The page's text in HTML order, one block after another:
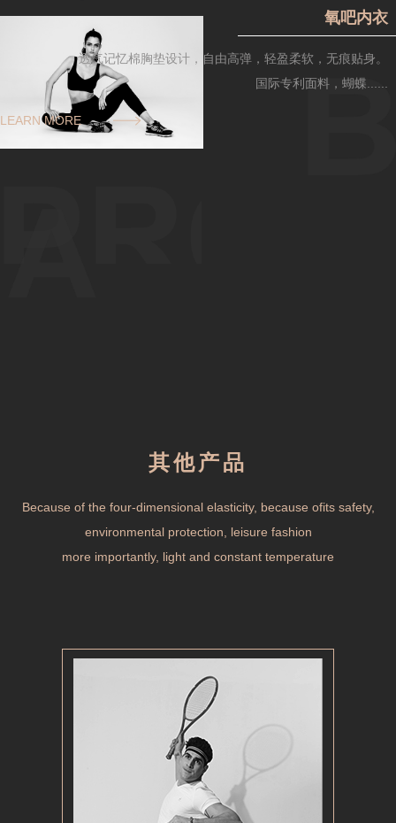
氧吧内衣
透气记忆棉胸垫设计，自由高弹，轻盈柔软，无痕贴身。
国际专利面料，蝴蝶......
LEARN MORE
其他产品
Because of the four-dimensional elasticity, because ofits safety,
environmental protection, leisure fashion
more importantly, light and constant temperature